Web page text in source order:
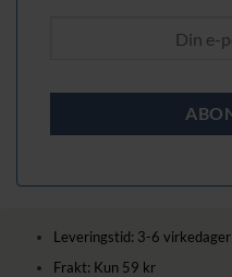
Leveringstid: 3-6 virkedager
Frakt: Kun 59 kr